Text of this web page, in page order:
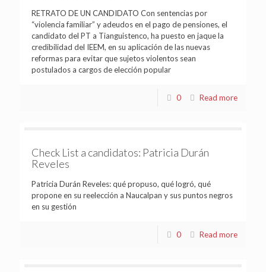
RETRATO DE UN CANDIDATO Con sentencias por
“violencia familiar” y adeudos en el pago de pensiones, el
candidato del PT a Tianguistenco, ha puesto en jaque la
credibilidad del IEEM, en su aplicación de las nuevas
reformas para evitar que sujetos violentos sean
postulados a cargos de elección popular
0 Read more
Check List a candidatos: Patricia Durán
Reveles
Patricia Durán Reveles: qué propuso, qué logró, qué
propone en su reelección a Naucalpan y sus puntos negros
en su gestión
0 Read more